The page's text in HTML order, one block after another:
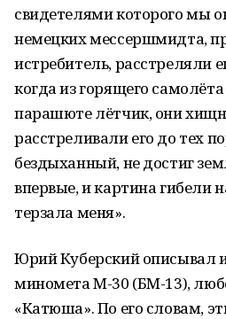
свидетелями которого мы
немецких мессершмидта,
истребитель, расстреляли
когда из горящего
парашюте лётчик, они
расстреливали его до тех
бездыханный, не достиг
впервые, и картина гибели
терзала меня».
Юрий Куберский описывал
миномета М-30 (БМ-13),
«Катюша». По его словам,